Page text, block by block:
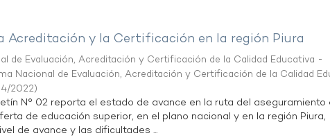
Acreditación y la Certificación en la región Piura
de Evaluación, Acreditación y Certificación de la Calidad Educativa -
Nacional de Evaluación, Acreditación y Certificación de la Calidad
2022)
N° 02 reporta el estado de avance en la ruta del aseguramiento
de educación superior, en el plano nacional y en la región Piura,
de avance y las dificultades ...